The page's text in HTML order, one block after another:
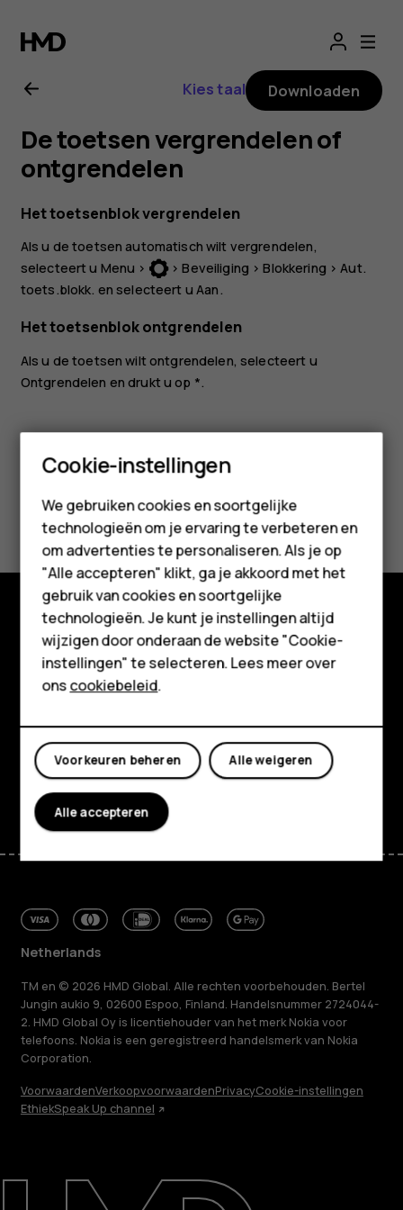
Nokia
3310
3G
Smartphones
Feature phones
Accessoires
HMD Terra M
Voor bedrijven
Tablets
Shop
Mijn account
Herstellen, hergebruiken, recyclen
Kies taal Downloaden
De toetsen vergrendelen of
ontgrendelen
Het toetsenblok vergrendelen
Als u de toetsen automatisch wilt vergrendelen,
selecteert u Menu > >Beveiliging >Blokkering >Aut.
toets.blokk. en selecteert uAan.
Het toetsenblok ontgrendelen
Als u de toetsen wilt ontgrendelen, selecteert u
Ontgrendelen en drukt u op *.
Was deze informatie nuttig?
Ja Nee
Shop
Over ons
Klantenservice
FacebookInstagram
TiktokYoutubeLinkedinDiscord
Netherlands
TM en © 2026 HMD Global. Alle rechten voorbehouden. Bertel
Jungin aukio 9, 02600 Espoo, Finland. Handelsnummer 2724044-
2. HMD Global Oy is licentiehouder van het merk Nokia voor
telefoons. Nokia is een geregistreerd handelsmerk van Nokia
Corporation.
VoorwaardenVerkoopvoorwaardenPrivacyCookie-instellingen
EthiekSpeak Up channel
Cookie-instellingen
We gebruiken cookies en soortgelijke
technologieën om je ervaring te verbeteren en
om advertenties te personaliseren. Als je op
"Alle accepteren" klikt, ga je akkoord met het
gebruik van cookies en soortgelijke
technologieën. Je kunt je instellingen altijd
wijzigen door onderaan de website "Cookie-
instellingen" te selecteren. Lees meer over
onscookiebeleid.
Alle weigeren
Voorkeuren beheren
Alle accepteren